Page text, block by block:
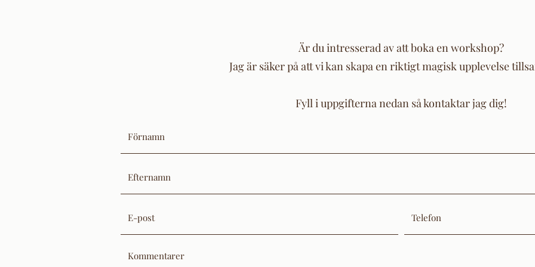
Är du intresserad av att boka en workshop?
Jag är säker på att vi kan skapa en riktigt magisk upplevelse
Fyll i uppgifterna nedan så kontaktar jag dig!